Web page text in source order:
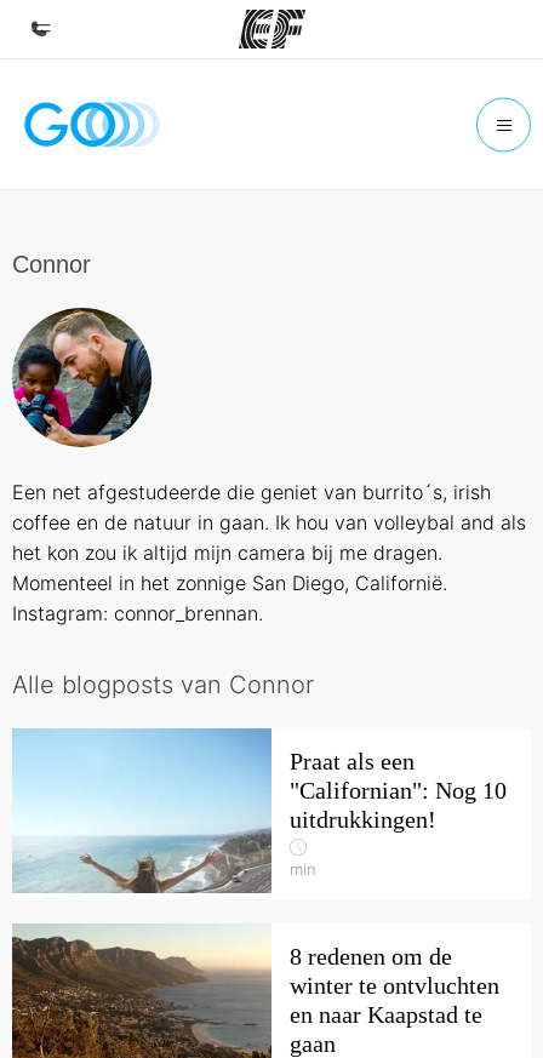
Home
Vind een kantoor
Over ons
Wie wij zijn
Kom bij ons team
Connor
Een net afgestudeerde die geniet van burrito´s, irish
coffee en de natuur in gaan. Ik hou van volleybal and als
het kon zou ik altijd mijn camera bij me dragen.
Momenteel in het zonnige San Diego, Californië.
Instagram: connor_brennan.
Alle blogposts van Connor
Praat als een
"Californian": Nog 10
uitdrukkingen!
min
8 redenen om de
winter te ontvluchten
en naar Kaapstad te
gaan